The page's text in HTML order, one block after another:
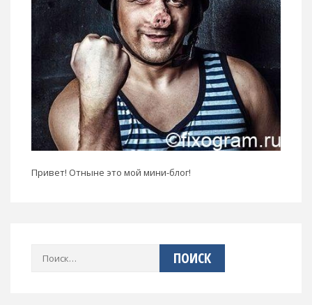
Привет! Отныне это мой мини-блог!
Найти: